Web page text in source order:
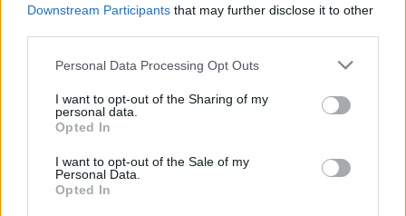
Downstream Participants that may further disclose it to other
Please note that this website/app uses one or more Google
not limited to your visit or usage behaviour. You may click to
grant or deny consent to Google and its third-party tags to
use your data for below specified purposes in below Google
consent section.
Personal Data Processing Opt Outs
I want to opt-out of the Sharing of my
personal data.
Opted In
I want to opt-out of the Sale of my
Personal Data.
Opted In
19 év után ismét magyar vadászok
Pápán
2019. május 07.